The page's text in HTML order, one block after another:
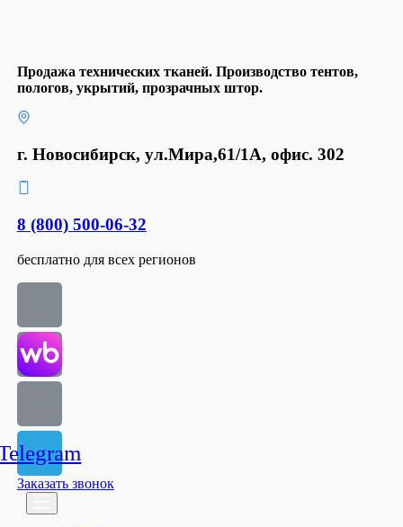
Продажа технических тканей. Производство тентов,
пологов, укрытий, прозрачных штор.
г. Новосибирск, ул.Мира,61/1А, офис. 302
8 (800) 500-06-32
бесплатно для всех регионов
Заказать звонок